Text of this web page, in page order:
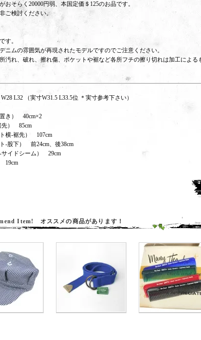
おそらく20000円弱、本国定価＄125のお品です。
ご検討ください。
す。
ニムの雰囲気が再現されたモデルですのでご注意ください。
所汚れ、破れ、擦れ傷、ポケットや裾など各所フチの擦り切れは加工による
L32 （実寸W31.5 L33.5位 ＊実寸参考下さい）
き） 40cm×2
先） 85cm
横‐裾先） 107cm
‐股下） 前24cm、後38cm
サイドシーム） 29cm
19cm
Item! オススメの商品があります！